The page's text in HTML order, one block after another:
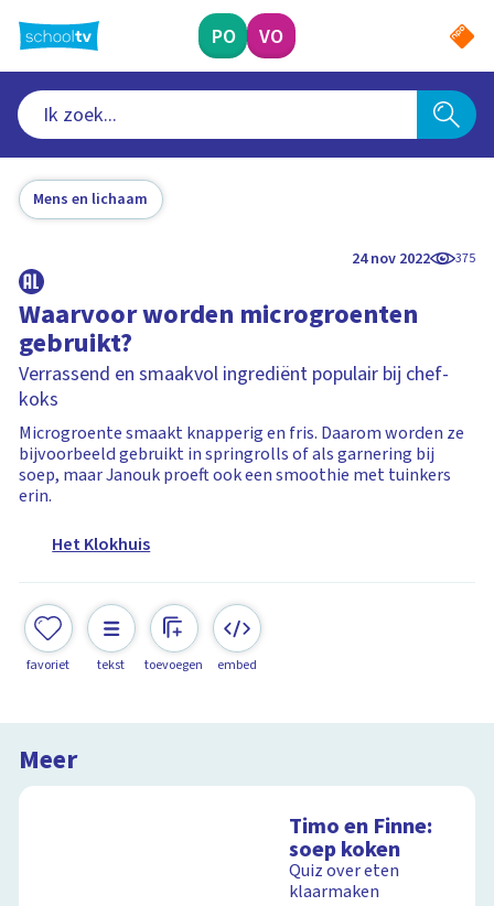
naar
hoofdinhoud
PO VO
Mens en lichaam
24 nov 2022 375
Waarvoor worden microgroenten
gebruikt?
Verrassend en smaakvol ingrediënt populair bij chef-
koks
Microgroente smaakt knapperig en fris. Daarom worden ze
bijvoorbeeld gebruikt in springrolls of als garnering bij
soep, maar Janouk proeft ook een smoothie met tuinkers
erin.
Het Klokhuis
favoriet tekst toevoegen embed
Meer
Timo en Finne:
soep koken
Quiz over eten
klaarmaken